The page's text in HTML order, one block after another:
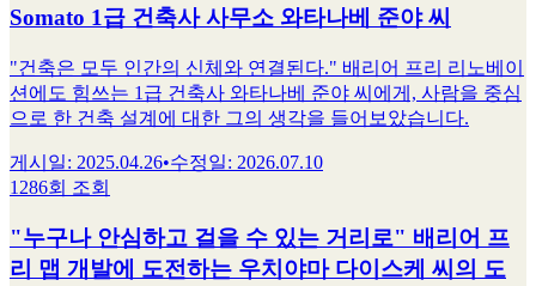
Somato 1급 건축사 사무소 와타나베 준야 씨
"건축은 모두 인간의 신체와 연결된다." 배리어 프리 리노베이
션에도 힘쓰는 1급 건축사 와타나베 준야 씨에게, 사람을 중심
으로 한 건축 설계에 대한 그의 생각을 들어보았습니다.
게시일: 2025.04.26•수정일: 2026.07.10
1286회 조회
"누구나 안심하고 걸을 수 있는 거리로" 배리어 프
리 맵 개발에 도전하는 우치야마 다이스케 씨의 도